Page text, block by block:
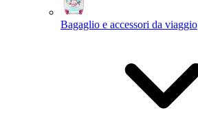
Bagaglio e accessori da viaggio